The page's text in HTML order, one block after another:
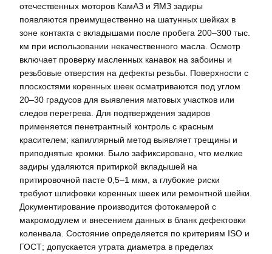
отечественных моторов КамАЗ и ЯМЗ задиры
появляются преимущественно на шатунных шейках в
зоне контакта с вкладышами после пробега 200–300 тыс.
км при использовании некачественного масла. Осмотр
включает проверку масленных канавок на забоины и
резьбовые отверстия на дефекты резьбы. Поверхности с
плоскостями коренных шеек осматриваются под углом
20–30 градусов для выявления матовых участков или
следов перегрева. Для подтверждения задиров
применяется пенетрантный контроль с красным
красителем; капиллярный метод выявляет трещины и
приподнятые кромки. Было зафиксировано, что мелкие
задиры удаляются притиркой вкладышей на
притировочной пасте 0,5–1 мкм, а глубокие риски
требуют шлифовки коренных шеек или ремонтной шейки.
Документирование производится фотокамерой с
макромодулем и внесением данных в бланк дефектовки
коленвала. Состояние определяется по критериям ISO и
ГОСТ; допускается утрата диаметра в пределах